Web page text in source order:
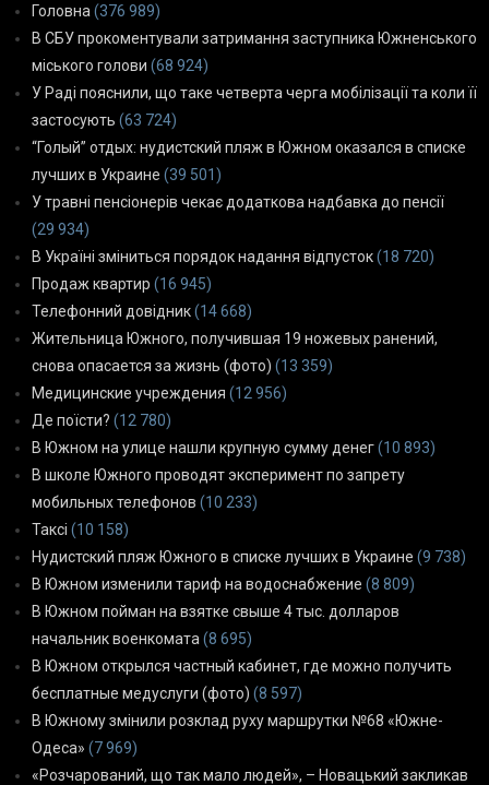
Головна (376 989)
В СБУ прокоментували затримання заступника Южненського
міського голови (68 924)
У Раді пояснили, що таке четверта черга мобілізації та коли її
застосують (63 724)
“Голый” отдых: нудистский пляж в Южном оказался в списке
лучших в Украине (39 501)
У травні пенсіонерів чекає додаткова надбавка до пенсії
(29 934)
В Україні зміниться порядок надання відпусток(18 720)
Продаж квартир (16 945)
Телефонний довідник(14 668)
Жительница Южного, получившая 19 ножевых ранений,
снова опасается за жизнь (фото) (13 359)
Медицинские учреждения (12 956)
Де поїсти? (12 780)
В Южном на улице нашли крупную сумму денег(10 893)
В школе Южного проводят эксперимент по запрету
мобильных телефонов (10 233)
Таксі (10 158)
Нудистский пляж Южного в списке лучших в Украине (9 738)
В Южном изменили тариф на водоснабжение (8 809)
В Южном пойман на взятке свыше 4 тыс. долларов
начальник военкомата (8 695)
В Южном открылся частный кабинет, где можно получить
бесплатные медуслуги (фото) (8 597)
В Южному змінили розклад руху маршрутки №68 «Южне-
Одеса» (7 969)
«Розчарований, що так мало людей», – Новацький закликав